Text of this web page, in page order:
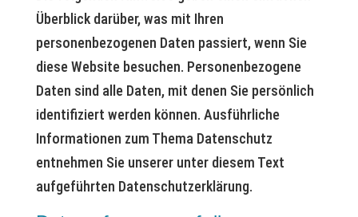
Überblick darüber, was mit Ihren
personenbezogenen Daten passiert, wenn Sie
diese Website besuchen. Personenbezogene
Daten sind alle Daten, mit denen Sie persönlich
identifiziert werden können. Ausführliche
Informationen zum Thema Datenschutz
entnehmen Sie unserer unter diesem Text
aufgeführten Datenschutzerklärung.